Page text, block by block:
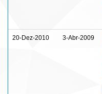
20-Dez-2010 3-Abr-2009